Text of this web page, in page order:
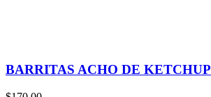
BARRITAS ACHO DE KETCHUP